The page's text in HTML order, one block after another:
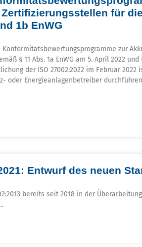
für
1b EnWG
zur
§ 11 Abs. 1a EnWG am 5. April 2022 und
der ISO 27002:2022 im Februar
oder Energieanlagenbetreiber
Entwurf des neuen
bereits seit 2018 in der